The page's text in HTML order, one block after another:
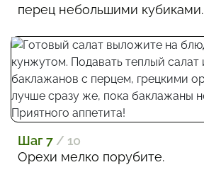
перец небольшими кубиками.
Шаг 7 / 10
Орехи мелко порубите.